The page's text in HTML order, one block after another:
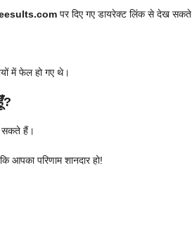
पर दिए गए डायरेक्ट लिंक से देख
में फेल हो गए थे।
सकते हैं।
आपका परिणाम शानदार हो!